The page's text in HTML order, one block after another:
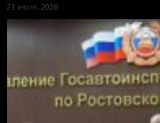
21 июля, 2026